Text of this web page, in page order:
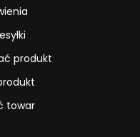
produkt
towar